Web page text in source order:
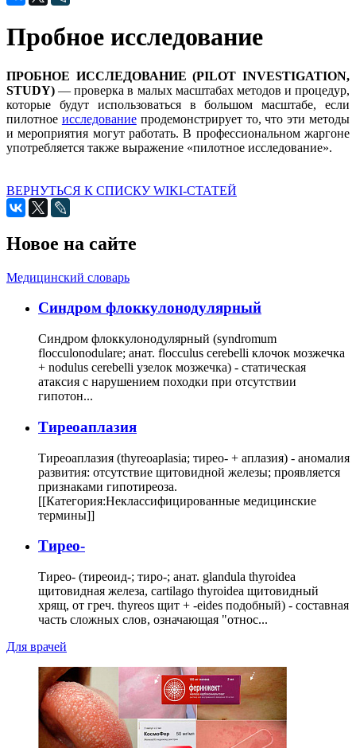
Пробное исследование
ПРОБНОЕ ИССЛЕДОВАНИЕ (PILOT INVESTIGATION,
STUDY) — проверка в малых масштабах методов и процедур,
которые будут использоваться в большом масштабе, если
пилотное исследованиепродемонстрирует то, что эти методы
и мероприятия могут работать. В профессиональном жаргоне
употребляется также выражение «пилотное исследование».
ВЕРНУТЬСЯ К СПИСКУ WIKI-СТАТЕЙ
Новое на сайте
Медицинский словарь
Cиндром флоккулонодулярный
Синдром флоккулонодулярный (syndromum
flocculonodulare; анат. flocculus cerebelli клочок мозжечка
+ nodulus cerebelli узелок мозжечка) - статическая
атаксия с нарушением походки при отсутствии
гипотон...
Тиреоаплазия
Тиреоаплазия (thyreoaplasia; тирео- + аплазия) - аномалия
развития: отсутствие щитовидной железы; проявляется
признаками гипотиреоза.
[[Категория:Неклассифицированные медицинские
термины]]
Тирео-
Тирео- (тиреоид-; тиро-; анат. glandula thyroidea
щитовидная железа, cartilago thyroidea щитовидный
хрящ, от греч. thyreos щит + -eides подобный) - составная
часть сложных слов, означающая "относ...
Для врачей